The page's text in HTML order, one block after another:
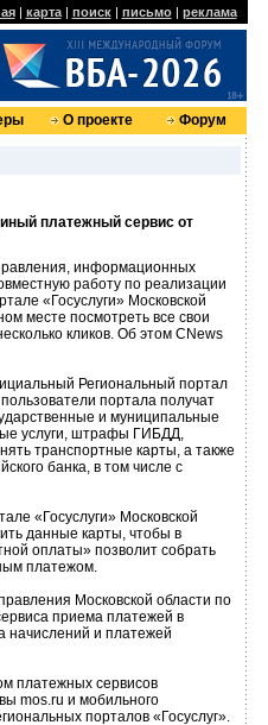
| карта| поиск| письмо| реклама
О проекте Форум
платежный сервис от
информационных
работу по реализации
«Госуслуги» Московской
месте посмотреть все свои
кликов. Об этом CNews
Региональный портал
портала получат
и муниципальные
услуги, штрафы ГИБДД,
транспортные карты, а также
банка, в том числе с
«Госуслуги» Московской
данные карты, чтобы в
оплаты» позволит собрать
платежом.
Московской области по
приема платежей в
начислений и платежей
платежных сервисов
mos.ru и мобильного
порталов «Госуслуг».